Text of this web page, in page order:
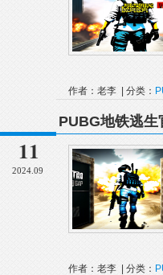
作者：老李 | 分类：
11
2024.09
PUBG地铁逃
作者：老李 | 分类：